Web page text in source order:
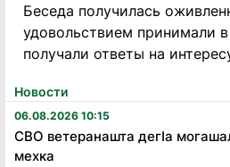
Новости
06.08.2026 10:15
СВО ветеранашта дегӏа
мехка
Беседа получилась
удовольствием принимали
получали ответы на